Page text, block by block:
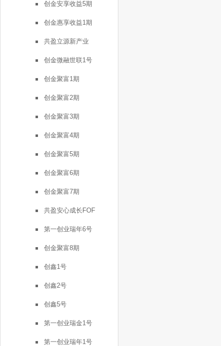
创金安享收益5期
创金惠享收益1期
共盈立源新产业
创金微融世联1号
创金聚富1期
创金聚富2期
创金聚富3期
创金聚富4期
创金聚富5期
创金聚富6期
创金聚富7期
共盈安心成长FOF
第一创业瑞年6号
创金聚富8期
创鑫1号
创鑫2号
创鑫5号
第一创业瑞金1号
第一创业瑞年1号